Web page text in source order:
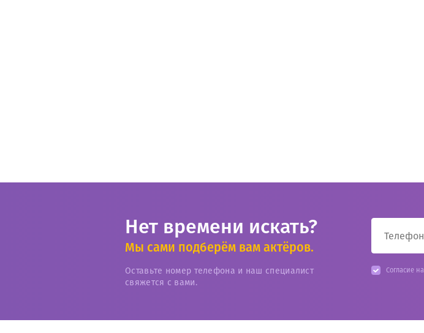
Нет времени искать?
Мы сами подберём вам актёров.
Оставьте номер телефона и наш специалист
свяжется с вами.
Согласие